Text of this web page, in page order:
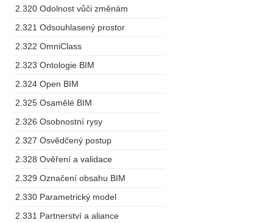
2.320 Odolnost vůči změnám
2.321 Odsouhlasený prostor
2.322 OmniClass
2.323 Ontologie BIM
2.324 Open BIM
2.325 Osamělé BIM
2.326 Osobnostní rysy
2.327 Osvědčený postup
2.328 Ověření a validace
2.329 Označení obsahu BIM
2.330 Parametrický model
2.331 Partnerství a aliance